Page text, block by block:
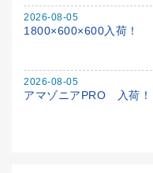
2026-08-05
1800×600×600入荷！
2026-08-05
アマゾニアPRO 入荷！